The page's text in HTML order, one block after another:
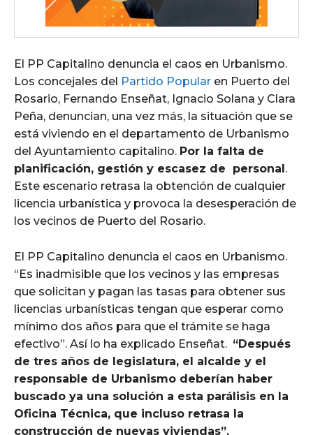
El PP Capitalino denuncia el caos en Urbanismo.
Los concejales del Partido Popular en Puerto del
Rosario, Fernando Enseñat, Ignacio Solana y Clara
Peña, denuncian, una vez más, la situación que se
está viviendo en el departamento de Urbanismo
del Ayuntamiento capitalino. Por la falta de
planificación, gestión y escasez de personal.
Este escenario retrasa la obtención de cualquier
licencia urbanística y provoca la desesperación de
los vecinos de Puerto del Rosario.
El PP Capitalino denuncia el caos en Urbanismo.
“Es inadmisible que los vecinos y las empresas
que solicitan y pagan las tasas para obtener sus
licencias urbanísticas tengan que esperar como
mínimo dos años para que el trámite se haga
efectivo”. Así lo ha explicado Enseñat. “Después
de tres años de legislatura, el alcalde y el
responsable de Urbanismo deberían haber
buscado ya una solución a esta parálisis en la
Oficina Técnica, que incluso retrasa la
construcción de nuevas viviendas”.